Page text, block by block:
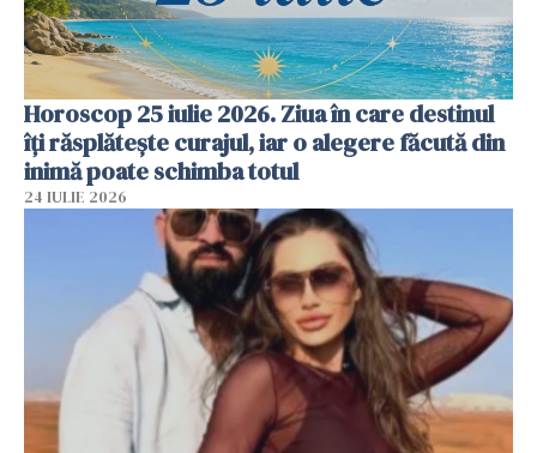
Horoscop 25 iulie 2026. Ziua în care destinul
îți răsplătește curajul, iar o alegere făcută din
inimă poate schimba totul
24 IULIE 2026